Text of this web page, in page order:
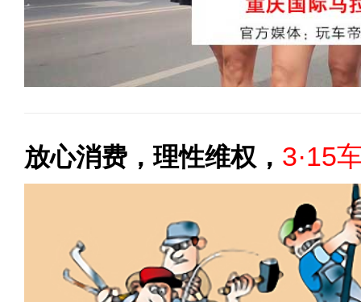
放心消费，理性维权， 3·15